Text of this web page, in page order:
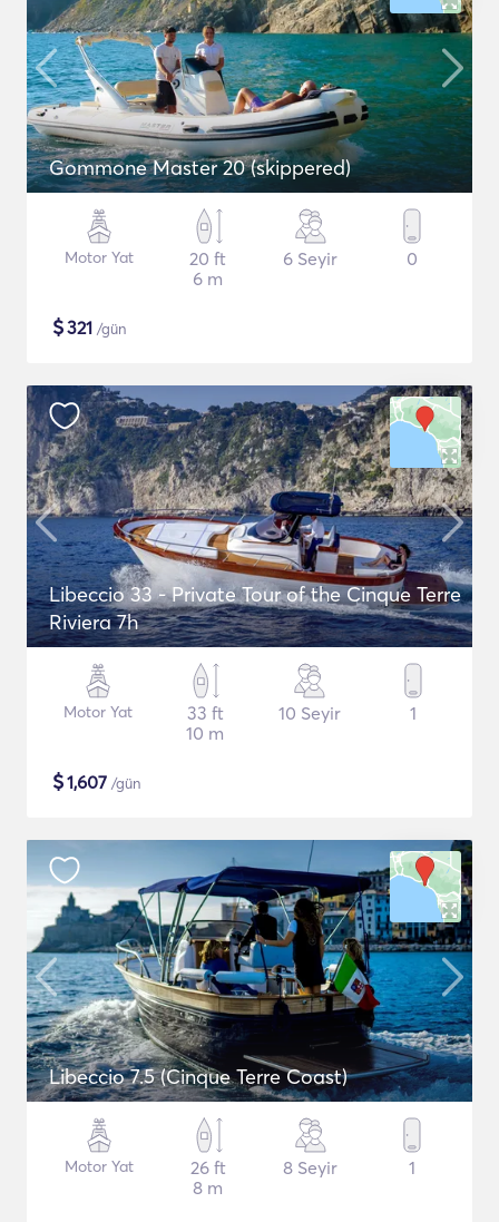
Gommone Master 20 (skippered)
Motor Yat
20 ft
6 m
6 Seyir 0
$321 /gün
Libeccio 33 - Private Tour of the Cinque Terre
Riviera 7h
Motor Yat
33 ft
10 m
10 Seyir 1
$1,607 /gün
Libeccio 7.5 (Cinque Terre Coast)
Motor Yat
26 ft
8 m
8 Seyir 1